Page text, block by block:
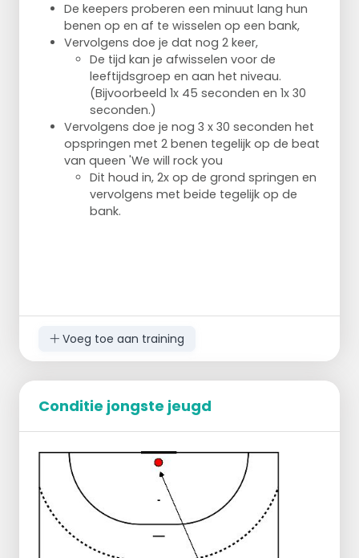
loopt door naar pion 3 en krijgt daar de
bal weer aangespeeld door speler 1
Speelt de bal weer terug naar speler 1
en loopt dan weer achterwaarts om
pion 1 en door naar midden tussen pion
2 en 3 en krijgt de bal in de loop
aangespeeld door speler 1 en rond af
op doel.
Alles op snel tempo.
De keepers proberen een minuut lang hun
benen op en af te wisselen op een bank,
Vervolgens doe je dat nog 2 keer,
De tijd kan je afwisselen voor de
leeftijdsgroep en aan het niveau.
(Bijvoorbeeld 1x 45 seconden en 1x 30
seconden.)
Vervolgens doe je nog 3 x 30 seconden het
opspringen met 2 benen tegelijk op de beat
van queen 'We will rock you
Dit houd in, 2x op de grond springen en
vervolgens met beide tegelijk op de
bank.
Voeg toe aan training
Conditie jongste jeugd